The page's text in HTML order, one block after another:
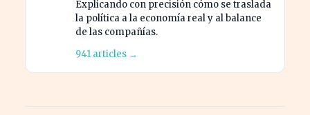
Explicando con precisión cómo se traslada
la política a la economía real y al balance
de las compañías.
941 articles →